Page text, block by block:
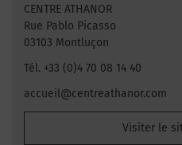
CENTRE ATHANOR
Rue Pablo Picasso
03103 Montluçon
Tél. +33 (0)4 70 08 14 40
accueil@centreathanor.com
Visiter le